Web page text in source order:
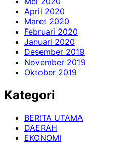
April 2020
Maret 2020
Februari 2020
Januari 2020
Desember 2019
November 2019
Oktober 2019
Kategori
BERITA UTAMA
DAERAH
EKONOMI